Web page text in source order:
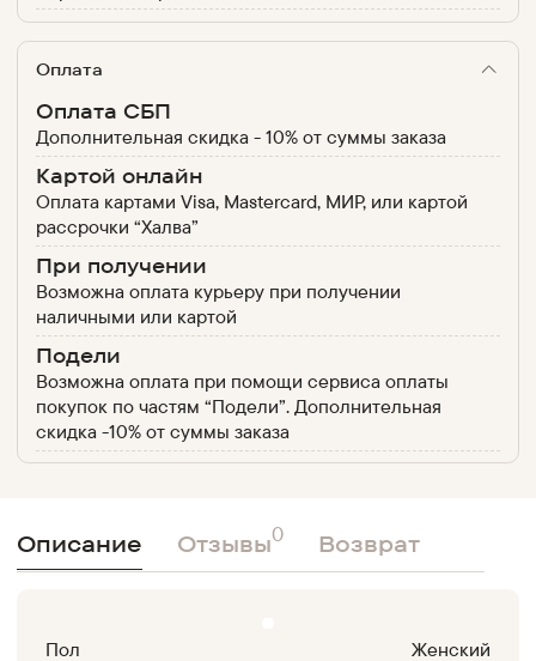
Оплата
Оплата СБП
Дополнительная скидка - 10% от суммы заказа
Картой онлайн
Оплата картами Visa, Mastercard, МИР, или картой
рассрочки “Халва”
При получении
Возможна оплата курьеру при получении
наличными или картой
Подели
Возможна оплата при помощи сервиса оплаты
покупок по частям “Подели”. Дополнительная
скидка -10% от суммы заказа
Описание Отзывы0 Возврат
Пол Женский